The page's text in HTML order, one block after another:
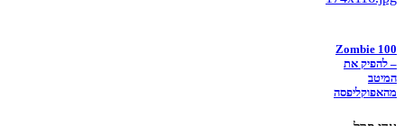
Zombie 100
– להפיק את
המיטב
מהאפוקליפסה